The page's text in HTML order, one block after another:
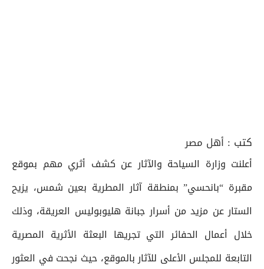
كتب : أهل مصر
أعلنت وزارة السياحة والآثار عن كشف أثري مهم بموقع
مقبرة “بانحسي” بمنطقة آثار المطرية بعين شمس، يزيح
الستار عن مزيد من أسرار جبانة هليوبوليس العريقة، وذلك
خلال أعمال الحفائر التي تجريها البعثة الأثرية المصرية
التابعة للمجلس الأعلى للآثار بالموقع، حيث نجحت في العثور